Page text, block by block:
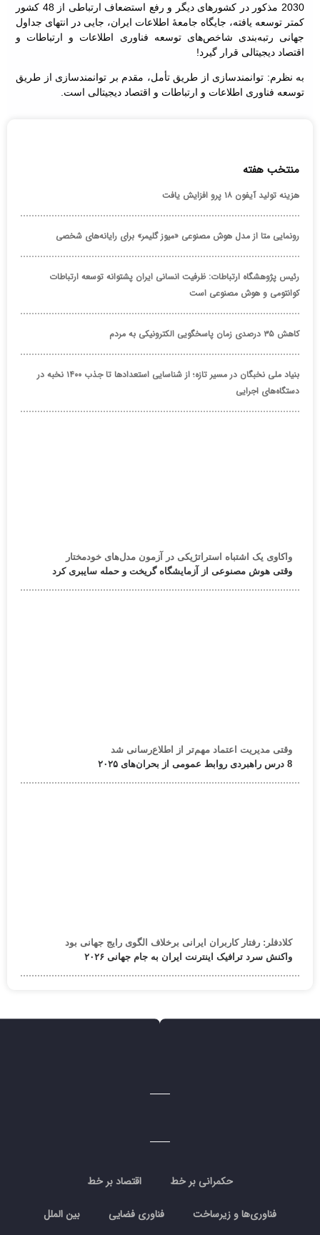
2030 مذکور در کشورهای دیگر و رفع استضعاف ارتباطی از 48 کشور
کمتر توسعه یافته، جایگاه جامعۀ اطلاعات ایران، جایی در انتهای جداول
جهانی رتبه‌بندی شاخص‌های توسعه فناوری اطلاعات و ارتباطات و
اقتصاد دیجیتالی قرار گیرد!
به نظرم: توانمندسازی از طریق تأمل، مقدم بر توانمندسازی از طریق
توسعه فناوری اطلاعات و ارتباطات و اقتصاد دیجیتالی است.
منتخب هفته
هزینه تولید آیفون ۱۸ پرو افزایش یافت
رونمایی متا از مدل هوش مصنوعی «میوز گلیمر» برای رایانه‌های شخصی
رئیس پژوهشگاه ارتباطات: ظرفیت انسانی ایران پشتوانه توسعه ارتباطات
کوانتومی و هوش مصنوعی است
کاهش ۳۵ درصدی زمان پاسخگویی الکترونیکی به مردم
بنیاد ملی نخبگان در مسیر تازه؛ از شناسایی استعدادها تا جذب ۱۴۰۰ نخبه در
دستگاه‌های اجرایی
واکاوی یک اشتباه استراتژیکی در آزمون مدل‌های خودمختار
وقتی هوش مصنوعی از آزمایشگاه گریخت و حمله سایبری کرد
وقتی مدیریت اعتماد مهم‌تر از اطلاع‌رسانی شد
8 درس راهبردی روابط عمومی از بحران‌های ۲۰۲۵
کلادفلر: رفتار کاربران ایرانی برخلاف الگوی رایج جهانی بود
واکنش سرد ترافیک اینترنت ایران به جام جهانی ۲۰۲۶
حکمرانی بر خط اقتصاد بر خط
فناوری‌ها و زیرساخت فناوری فضایی بین الملل